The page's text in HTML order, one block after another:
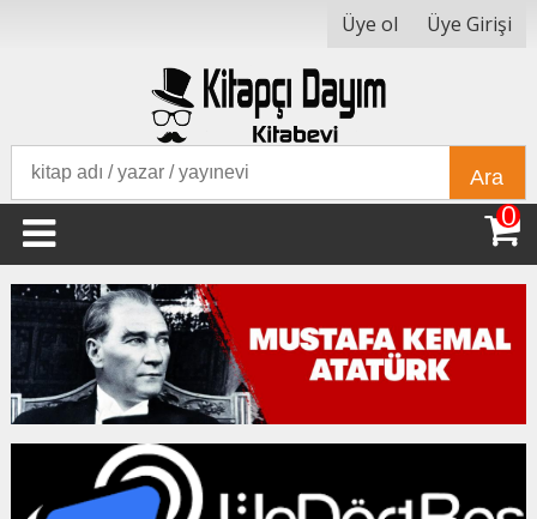
Üye ol Üye Girişi
Ara
0